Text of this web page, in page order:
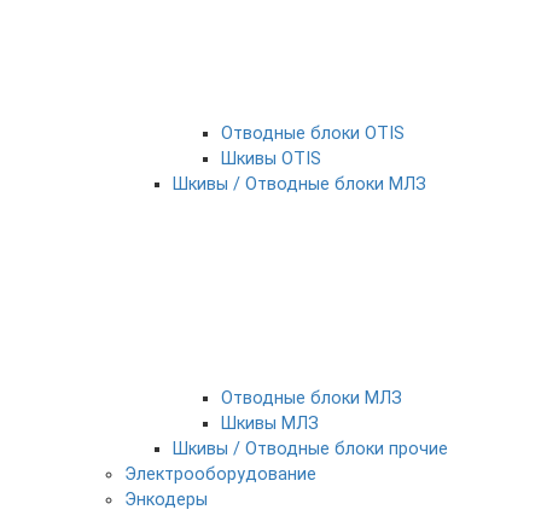
Отводные блоки OTIS
Шкивы OTIS
Шкивы / Отводные блоки МЛЗ
Отводные блоки МЛЗ
Шкивы МЛЗ
Шкивы / Отводные блоки прочие
Электрооборудование
Энкодеры